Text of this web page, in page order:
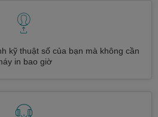
kỹ thuật số của bạn mà không cần
in bao giờ